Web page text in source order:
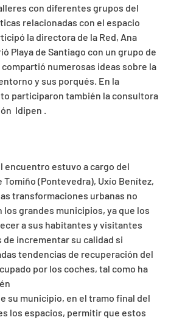
con diferentes grupos del
relacionadas con el espacio
la directora de la Red, Ana
Playa de Santiago con un grupo de
numerosas ideas sobre la
y sus porqués. En la
participaron también la consultora
Idipen .
encuentro estuvo a cargo del
(Pontevedra), Uxío Benítez,
transformaciones urbanas no
grandes municipios, ya que los
a sus habitantes y visitantes
incrementar su calidad si
tendencias de recuperación del
por los coches, tal como ha
su municipio, en el tramo final del
los espacios, permitir que estos